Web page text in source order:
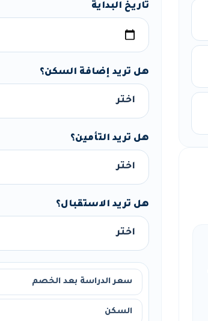
تاريخ البداية
هل تريد إضافة السكن؟
هل تريد التأمين؟
هل تريد الاستقبال؟
سعر الدراسة بعد الخصم
السكن